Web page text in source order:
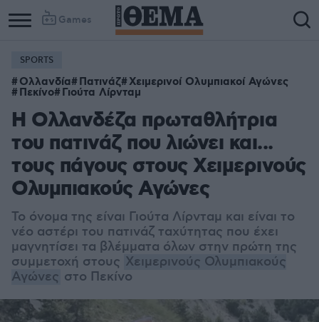
Games
SPORTS
Ολλανδία Πατινάζ Χειμερινοί Ολυμπιακοί Αγώνες
Πεκίνο Γιούτα Λίρνταμ
Η Ολλανδέζα πρωταθλήτρια
του πατινάζ που λιώνει και...
τους πάγους στους Χειμερινούς
Ολυμπιακούς Αγώνες
Το όνομα της είναι Γιούτα Λίρνταμ και είναι το
νέο αστέρι του πατινάζ ταχύτητας που έχει
μαγνητίσει τα βλέμματα όλων στην πρώτη της
συμμετοχή στους Χειμερινούς Ολυμπιακούς
Αγώνες στο Πεκίνο